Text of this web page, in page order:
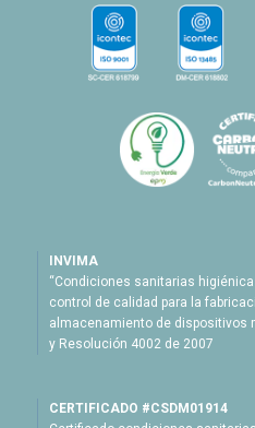
INVIMA
“Condiciones sanitarias
control de calidad para la
almacenamiento de dispositivos
y Resolución 4002 de 2007
CERTIFICADO #CSDM01914